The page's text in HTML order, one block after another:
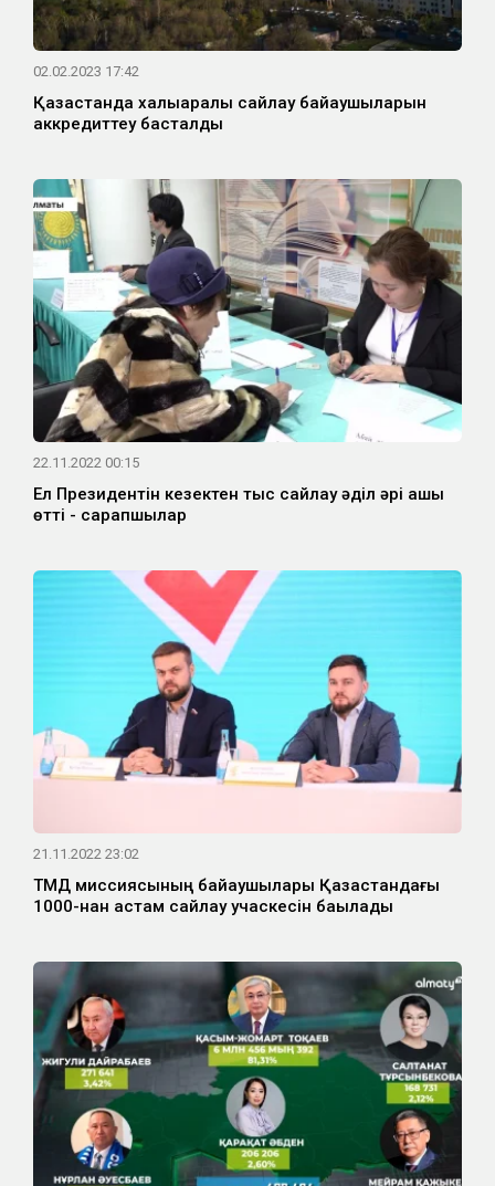
02.02.2023 17:42
Қазақстанда халықаралық сайлау байқаушыларын
аккредиттеу басталды
22.11.2022 00:15
Ел Президентін кезектен тыс сайлау әділ әрі ашық
өтті - сарапшылар
21.11.2022 23:02
ТМД миссиясының байқаушылары Қазақстандағы
1000-нан астам сайлау учаскесін бақылады